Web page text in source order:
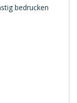
bedrucken